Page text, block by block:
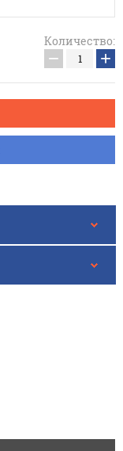
Количество:
− +